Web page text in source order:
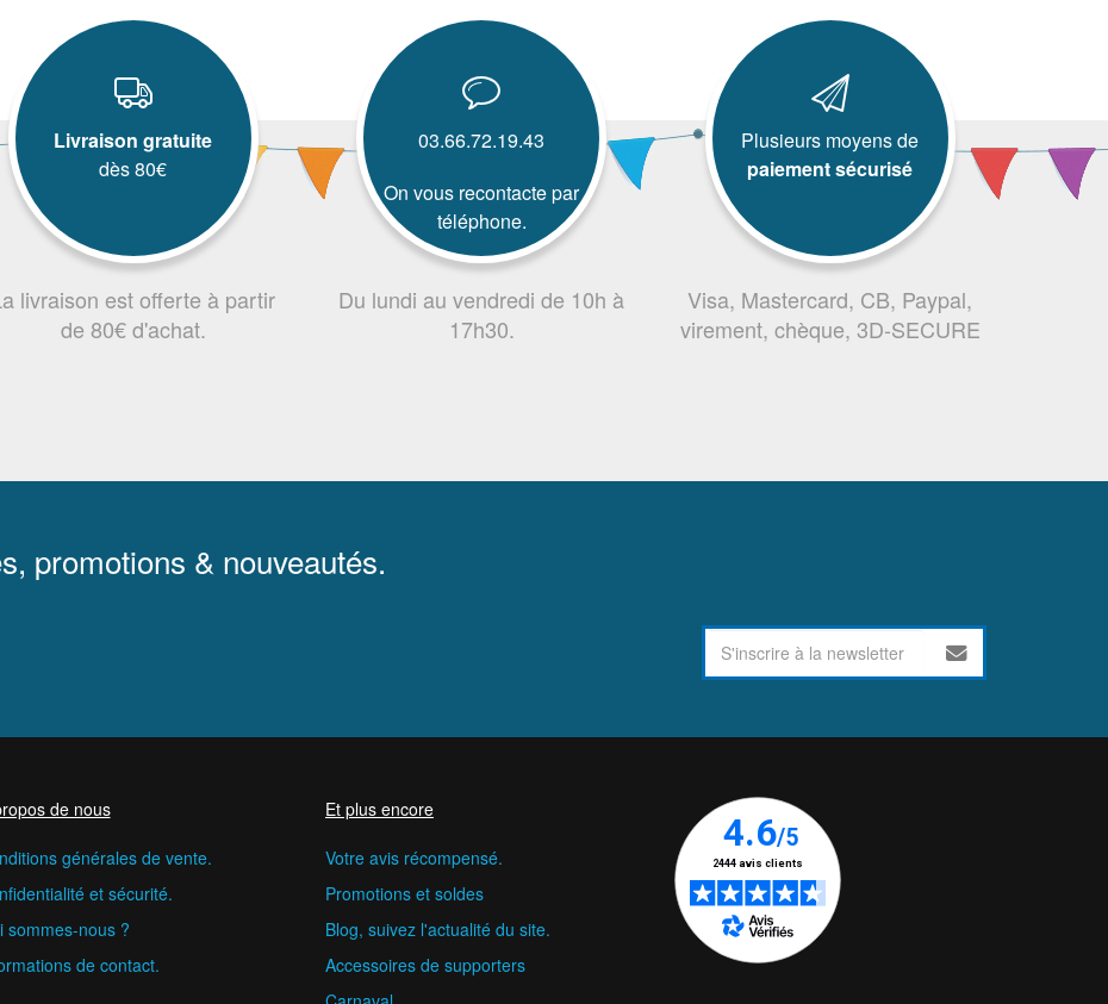
Livraison gratuite
dès 80€
livraison est offerte à partir
de 80€ d'achat.
03.66.72.19.43
On vous recontacte par
téléphone.
Du lundi au vendredi de 10h à
17h30.
Plusieurs moyens de
paiement sécurisé
Visa, Mastercard, CB, Paypal,
virement, chèque, 3D-SECURE
promotions & nouveautés.
de nous
générales de vente.
et sécurité.
sommes-nous ?
de contact.
Et plus encore
Votre avis récompensé.
Promotions et soldes
Blog, suivez l'actualité du site.
Accessoires de supporters